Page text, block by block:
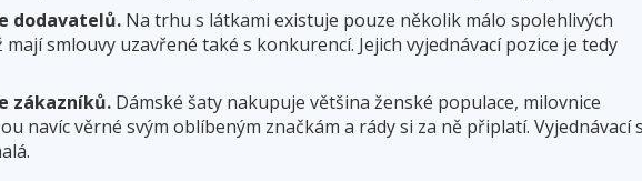
dodavatelů. Na trhu s látkami existuje pouze několik málo spolehlivých
smlouvy uzavřené také s konkurencí. Jejich vyjednávací pozice je tedy
zákazníků. Dámské šaty nakupuje většina ženské populace, milovnice
navíc věrné svým oblíbeným značkám a rády si za ně připlatí. Vyjednávací